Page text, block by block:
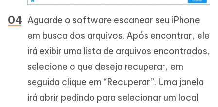
Aguarde o software escanear seu iPhone
em busca dos arquivos. Após encontrar, ele
irá exibir uma lista de arquivos encontrados,
selecione o que deseja recuperar, em
seguida clique em “Recuperar”. Uma janela
irá abrir pedindo para selecionar um local